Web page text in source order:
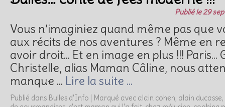
Publié le 29
Vous n’imaginiez quand même pas que
aux récits de nos aventures ? Même en
avoir droit… Et en image en plus !!! Paris…
Christelle, alias Maman Câline, nous
manque … Lire la suite …
Publié dans Bulles d'Info Marqué avec alain cohen, alain ducasse,